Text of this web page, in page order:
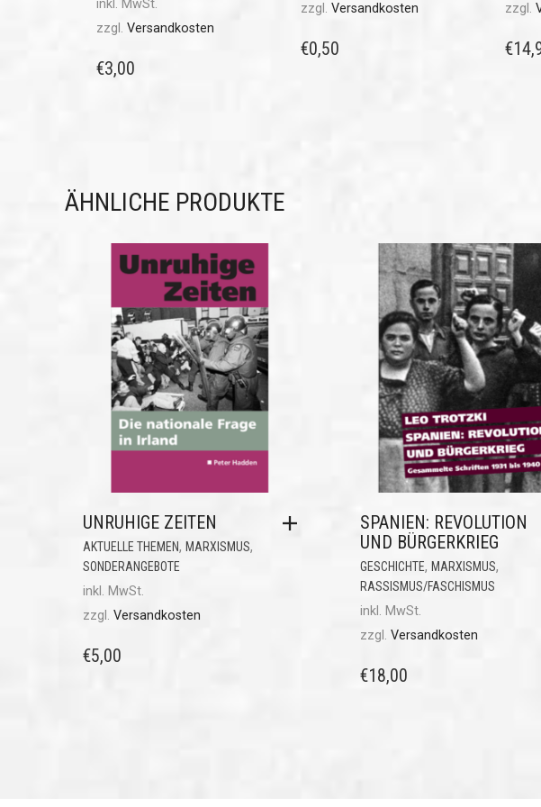
inkl. MwSt.
zzgl. Versandkosten
€3,00
zzgl. Versandkosten
€0,50
zzgl.
€
ÄHNLICHE PRODUKTE
UNRUHIGE ZEITEN
AKTUELLE THEMEN, MARXISMUS,
SONDERANGEBOTE
inkl. MwSt.
zzgl. Versandkosten
€5,00
SPANIEN: REVOLUTION
UND BÜRGERKRIEG
GESCHICHTE, MARXISMUS,
RASSISMUS/FASCHISMUS
inkl. MwSt.
zzgl. Versandkosten
€18,00